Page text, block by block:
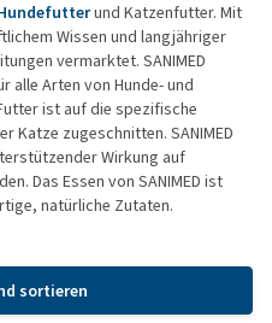
und Katzenfutter. Mit
Wissen und langjähriger
vermarktet. SANIMED
alle Arten von Hunde- und
ist auf die spezifische
Katze zugeschnitten. SANIMED
Wirkung auf
Das Essen von SANIMED ist
natürliche Zutaten.
sortieren